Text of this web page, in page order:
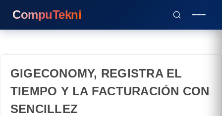
CompuTekni
GIGECONOMY, REGISTRA EL
TIEMPO Y LA FACTURACIÓN CON
SENCILLEZ